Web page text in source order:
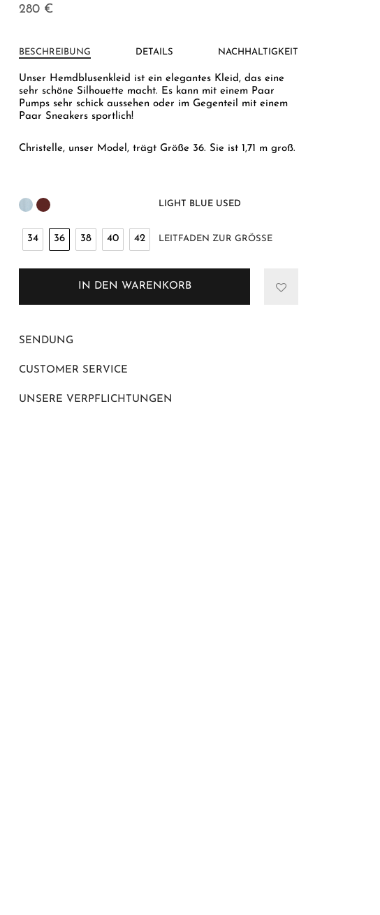
280 €
BESCHREIBUNG DETAILS NACHHALTIGKEIT
Unser Hemdblusenkleid ist ein elegantes Kleid, das eine
sehr schöne Silhouette macht. Es kann mit einem Paar
Pumps sehr schick aussehen oder im Gegenteil mit einem
Paar Sneakers sportlich!
Christelle, unser Model, trägt Größe 36. Sie ist 1,71 m groß.
LIGHT BLUE USED
34 36 38 40 42 LEITFADEN ZUR GRÖSSE
IN DEN WARENKORB
SENDUNG
CUSTOMER SERVICE
UNSERE VERPFLICHTUNGEN